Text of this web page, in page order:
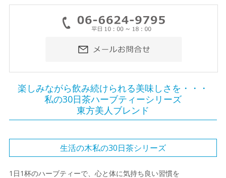
楽しみながら飲み続けられる美味しさを・・・
私の30日茶ハーブティーシリーズ
東方美人ブレンド
生活の木私の30日茶シリーズ
1日1杯のハーブティーで、心と体に気持ち良い習慣を